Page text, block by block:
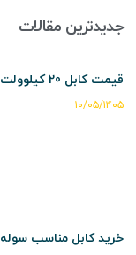
جدیدترین مقالات
قیمت کابل 20 کیلوولت چگونه محاسبه می شود؟
۱۰/۰۵/۱۴۰۵
خرید کابل مناسب سوله